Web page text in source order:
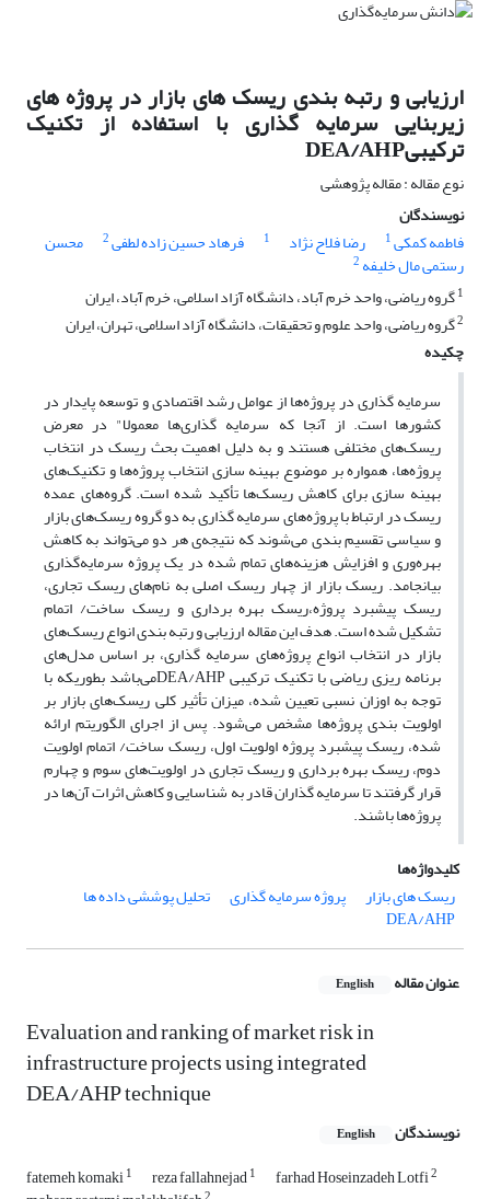
ارزیابی و رتبه بندی ریسک های بازار در پروژه های
زیربنایی سرمایه گذاری با استفاده از تکنیک
ترکیبیDEA/AHP
نوع مقاله : مقاله پژوهشی
نویسندگان
فاطمه کمکی1 رضا فلاح نژاد 1 فرهاد حسین زاده لطفی2 محسن
رستمی مال خلیفه 2
1گروه ریاضی، واحد خرم آباد، دانشگاه آزاد اسلامی، خرم آباد، ایران
2گروه ریاضی، واحد علوم و تحقیقات، دانشگاه آزاد اسلامی، تهران، ایران
چکیده
سرمایه گذاری در پروژه‌ها از عوامل رشد اقتصادی و توسعه پایدار در
کشورها است. از آنجا که سرمایه گذاری‌ها معمولا" در معرض
ریسک‌های مختلفی هستند و به دلیل اهمیت بحث ریسک در انتخاب
پروژه‌ها، همواره بر موضوع بهینه سازی انتخاب پروژه‌ها و تکنیک‌‌های
بهینه سازی برای کاهش ریسک‌ها تأکید شده است. گروه‌های عمده
ریسک در ارتباط با پروژه‌های سرمایه گذاری به دو گروه ریسک‌های بازار
و سیاسی تقسیم بندی می‌شوند که نتیجه‌ی هر دو می‌تواند به کاهش
بهره‌وری و افزایش هزینه‌های تمام شده در یک پروژه سرمایه‌گذاری
بیانجامد. ریسک بازار از چهار ریسک اصلی به نام‌های ریسک تجاری،
ریسک پیشبرد پروژه،ریسک بهره برداری و ریسک ساخت/ اتمام
تشکیل شده ‌است. هدف این مقاله ارزیابی و رتبه بندی انواع ریسک‌های
بازار در انتخاب انواع پروژه‌های سرمایه گذاری، بر اساس مدل‌های
برنامه ریزی ریاضی با تکنیک ترکیبی DEA/AHPمی‌باشد بطوریکه با
توجه به اوزان نسبی تعیین شده، میزان تأثیر کلی ریسک‌های بازار بر
اولویت بندی پروژه‌ها مشخص می‌شود. پس از اجرای الگوریتم ارائه
شده، ریسک پیشبرد پروژه اولویت اول، ریسک ساخت/ اتمام اولویت
دوم، ریسک بهره برداری و ریسک تجاری در اولویت‌های سوم و چهارم
قرار گرفتند تا سرمایه گذاران قادر به شناسایی و کاهش اثرات آن‌ها در
پروژه‌ها باشند.
کلیدواژه‌ها
ریسک های بازار
پروژه سرمایه گذاری تحلیل پوششی داده ها
DEA/AHP
عنوان مقاله English
Evaluation and ranking of market risk in
infrastructure projects using integrated
DEA/AHP technique
نویسندگان English
fatemeh komaki1 reza fallahnejad1 farhad Hoseinzadeh Lotfi2